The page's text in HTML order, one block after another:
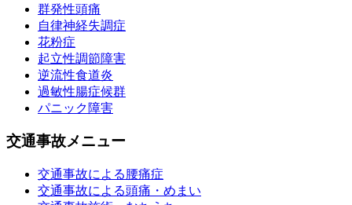
群発性頭痛
自律神経失調症
花粉症
起立性調節障害
逆流性食道炎
過敏性腸症候群
パニック障害
交通事故メニュー
交通事故による腰痛症
交通事故による頭痛・めまい